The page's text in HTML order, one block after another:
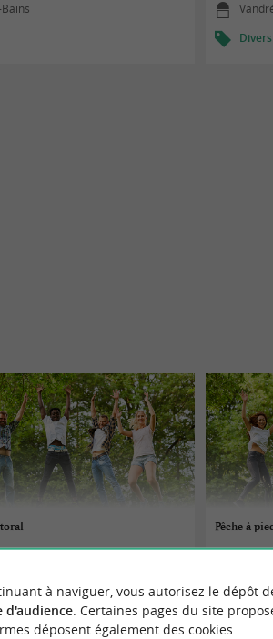
Divers
d'Oléron
Pêche à
Saint-
à naviguer, vous autorisez le dépôt
d'audience. Certaines pages du site
déposent également des cookies.